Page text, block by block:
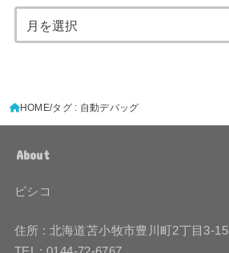
HOME タグ : 自動デバッグ
About
ピシコ
住所 : 北海道苫小牧市豊川町2丁目3-15